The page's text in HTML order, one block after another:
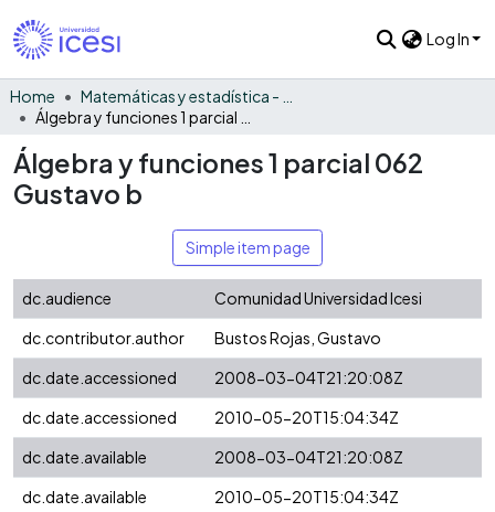
Log In
Home
Álgebra y funciones 1 parcial 062
Gustavo b
Simple item page
dc.audience
Comunidad Universidad Icesi
dc.contributor.author
Bustos Rojas, Gustavo
dc.date.accessioned
2008-03-04T21:20:08Z
dc.date.accessioned
2010-05-20T15:04:34Z
dc.date.available
2008-03-04T21:20:08Z
dc.date.available
2010-05-20T15:04:34Z